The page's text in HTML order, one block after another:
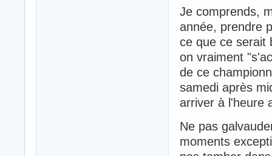
Je comprends,
année, prendre
ce que ce serait
on vraiment
de ce
samedi après
arriver à l'heure
Ne pas
moments